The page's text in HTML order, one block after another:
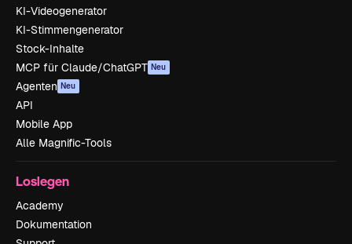
KI-Videogenerator
KI-Stimmengenerator
Stock-Inhalte
MCP für Claude/ChatGPT Neu
Agenten Neu
API
Mobile App
Alle Magnific-Tools
Loslegen
Academy
Dokumentation